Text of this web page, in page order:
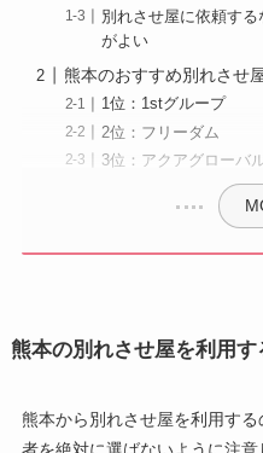
別れさせ屋に依頼す
がよい
熊本のおすすめ別れさせ
1位：1stグループ
2位：フリーダム
3位：アクアグローバ
熊本の別れさせ屋を利用す
熊本から別れさせ屋を利用す